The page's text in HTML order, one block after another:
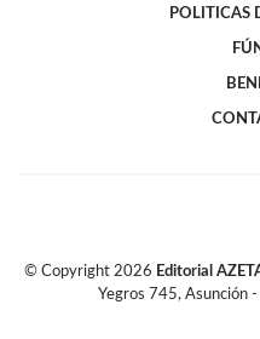
POLITICAS
© Copyright 2026 Editorial
Yegros 745, Asunción